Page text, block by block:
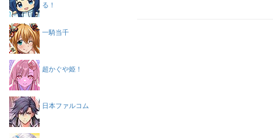
る！
一騎当千
超かぐや姫！
日本ファルコム